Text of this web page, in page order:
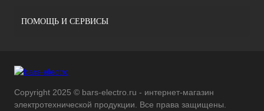
ПОМОЩЬ И СЕРВИСЫ
Copyright 2025 © bars-electro.ru - интернет-магазин
электротехнической продукции. Все права защищены.